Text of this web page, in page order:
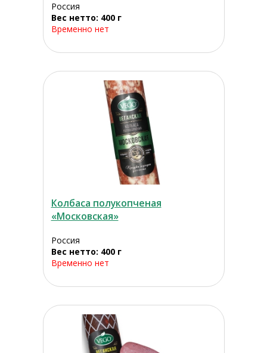
Россия
Вес нетто: 400 г
Временно нет
Колбаса полукопченая
«Московская»
Россия
Вес нетто: 400 г
Временно нет